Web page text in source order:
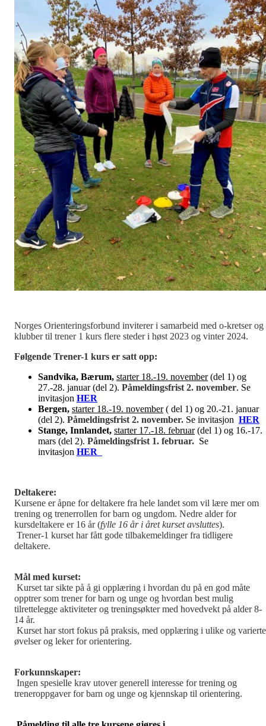
Norges Orienteringsforbund inviterer i samarbeid med o-kretser og
klubber til trener 1 kurs flere steder i høst 2023 og vinter 2024.
Følgende Trener-1 kurs er satt opp:
Sandvika, Bærum, starter 18.-19. november(del 1) og
27.-28. januar (del 2). Påmeldingsfrist 2. november. Se
invitasjon HER
Bergen, starter 18.-19. november( del 1) og 20.-21. januar
(del 2). Påmeldingsfrist 2. november. Se invitasjon HER
Stange, Innlandet, starter 17.-18. februar(del 1) og 16.-17.
mars (del 2). Påmeldingsfrist 1. februar. Se
invitasjon HER
Deltakere:
Kursene er åpne for deltakere fra hele landet som vil lære mer om
trening og trenerrollen for barn og ungdom. Nedre alder for
kursdeltakere er 16 år (fylle 16 år i året kurset avsluttes).
Trener-1 kurset har fått gode tilbakemeldinger fra tidligere
deltakere.
Mål med kurset:
Kurset tar sikte på å gi opplæring i hvordan du på en god måte
opptrer som trener for barn og unge og hvordan best mulig
tilrettelegge aktiviteter og treningsøkter med hovedvekt på alder 8-
14 år.
Kurset har stort fokus på praksis, med opplæring i ulike og varierte
øvelser og leker for orientering.
Forkunnskaper:
Ingen spesielle krav utover generell interesse for trening og
treneroppgaver for barn og unge og kjennskap til orientering.